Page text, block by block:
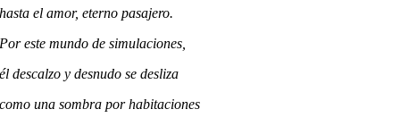
hasta el amor, eterno pasajero.
Por este mundo de simulaciones,
él descalzo y desnudo se desliza
como una sombra por habitaciones